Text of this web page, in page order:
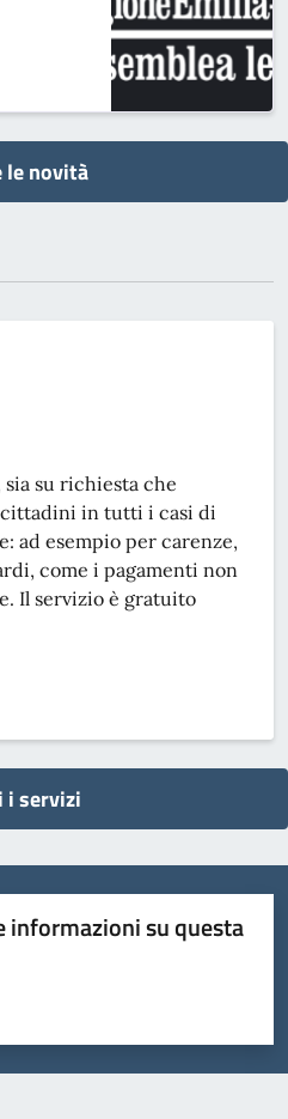
le novità
su richiesta che
in tutti i casi di
ad esempio per carenze,
come i pagamenti non
Il servizio è gratuito
i servizi
informazioni su questa
su 5
5